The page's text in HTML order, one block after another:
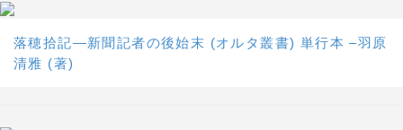
落穂拾記―新聞記者の後始末 (オルタ叢書) 単行本 –羽原
清雅 (著)